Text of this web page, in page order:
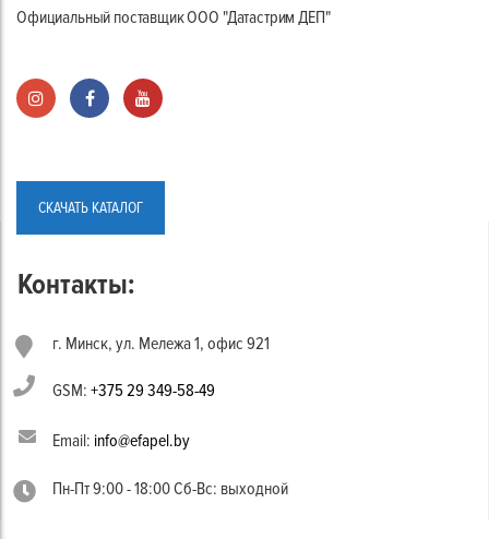
Официальный поставщик ООО "Датастрим ДЕП"
СКАЧАТЬ КАТАЛОГ
Контакты:
г. Минск, ул. Мележа 1, офис 921
GSM: +375 29 349-58-49
Email: info@efapel.by
Пн-Пт 9:00 - 18:00 Сб-Вс: выходной